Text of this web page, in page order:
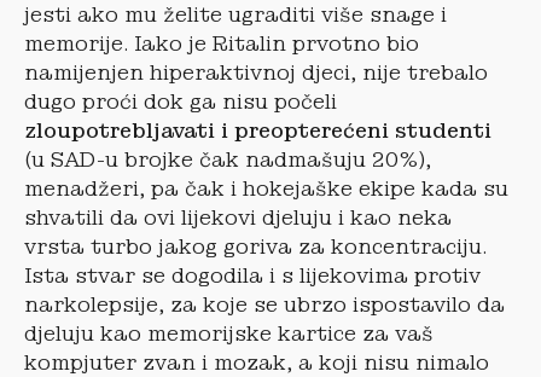
jesti ako mu želite ugraditi više snage i
memorije. Iako je Ritalin prvotno bio
namijenjen hiperaktivnoj djeci, nije trebalo
dugo proći dok ga nisu počeli
zloupotrebljavati i preopterećeni studenti
(u SAD-u brojke čak nadmašuju 20%),
menadžeri, pa čak i hokejaške ekipe kada su
shvatili da ovi lijekovi djeluju i kao neka
vrsta turbo jakog goriva za koncentraciju.
Ista stvar se dogodila i s lijekovima protiv
narkolepsije, za koje se ubrzo ispostavilo da
djeluju kao memorijske kartice za vaš
kompjuter zvan i mozak, a koji nisu nimalo